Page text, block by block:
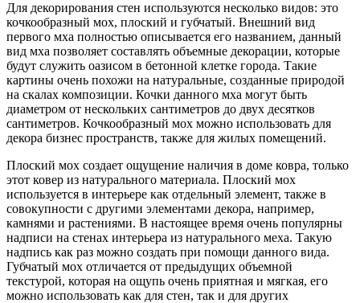
Для декорирования стен используются несколько видов: это
кочкообразный мох, плоский и губчатый. Внешний вид
первого мха полностью описывается его названием, данный
вид мха позволяет составлять объемные декорации, которые
будут служить оазисом в бетонной клетке города. Такие
картины очень похожи на натуральные, созданные природой
на скалах композиции. Кочки данного мха могут быть
диаметром от нескольких сантиметров до двух десятков
сантиметров. Кочкообразный мох можно использовать для
декора бизнес пространств, также для жилых помещений.
Плоский мох создает ощущение наличия в доме ковра, только
этот ковер из натурального материала. Плоский мох
используется в интерьере как отдельный элемент, также в
совокупности с другими элементами декора, например,
камнями и растениями. В настоящее время очень популярны
надписи на стенах интерьера из натурального меха. Такую
надпись как раз можно создать при помощи данного вида.
Губчатый мох отличается от предыдущих объемной
текстурой, которая на ощупь очень приятная и мягкая, его
можно использовать как для стен, так и для других